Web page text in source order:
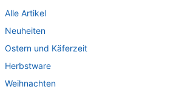
Alle Artikel
Neuheiten
Ostern und Käferzeit
Herbstware
Weihnachten